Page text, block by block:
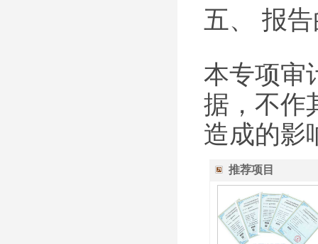
五、 报
本专项审
据，不作
造成的影
推荐项目